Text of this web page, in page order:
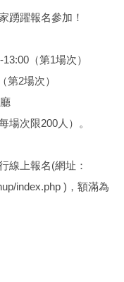
踴躍報名參加！
（第1場次）
第2場次）
場次限200人）。
線上報名(網址：
index.php )，額滿為